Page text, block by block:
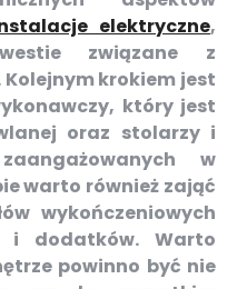
elektryczne,
związane z
krokiem jest
który jest
oraz stolarzy i
w
warto również zająć
wykończeniowych
i dodatków. Warto
powinno być nie